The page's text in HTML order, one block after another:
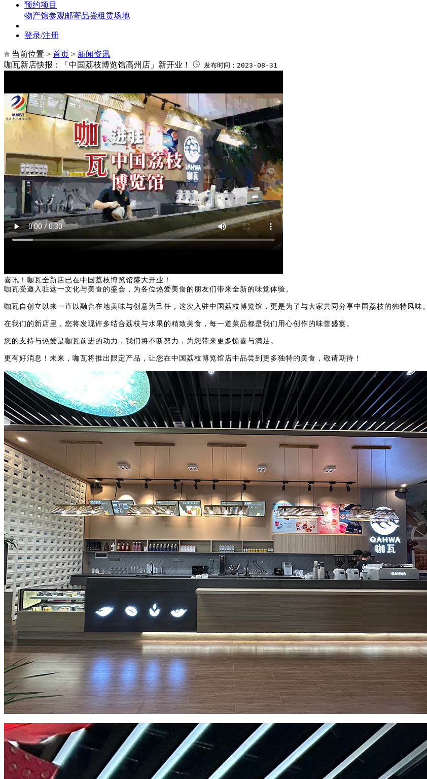
预约项目
物产馆参观邮寄品尝租赁场地
登录/注册
当前位置 > 首页 > 新闻资讯
咖瓦新店快报：「中国荔枝博览馆高州店」新开业！
发布时间：2023-08-31
喜讯！咖瓦全新店已在中国荔枝博览馆盛大开业！
咖瓦受邀入驻这一文化与美食的盛会，为各位热爱美食的朋友们带来全新的味觉体验。
咖瓦自创立以来一直以融合在地美味与创意为己任，这次入驻中国荔枝博览馆，更是为了与大家共同分享中国荔枝的独特风味。
在我们的新店里，您将发现许多结合荔枝与水果的精致美食，每一道菜品都是我们用心创作的味蕾盛宴。
您的支持与热爱是咖瓦前进的动力，我们将不断努力，为您带来更多惊喜与满足。
更有好消息！未来，咖瓦将推出限定产品，让您在中国荔枝博览馆店中品尝到更多独特的美食，敬请期待！